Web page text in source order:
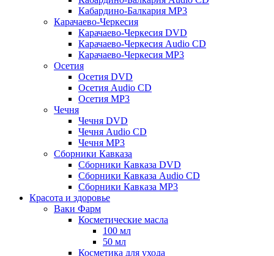
Кабардино-Балкария MP3
Карачаево-Черкесия
Карачаево-Черкесия DVD
Карачаево-Черкесия Audio CD
Карачаево-Черкесия MP3
Осетия
Осетия DVD
Осетия Audio CD
Осетия MP3
Чечня
Чечня DVD
Чечня Audio CD
Чечня MP3
Сборники Кавказа
Сборники Кавказа DVD
Сборники Кавказа Audio CD
Сборники Кавказа MP3
Красота и здоровье
Ваки Фарм
Косметические масла
100 мл
50 мл
Косметика для ухода